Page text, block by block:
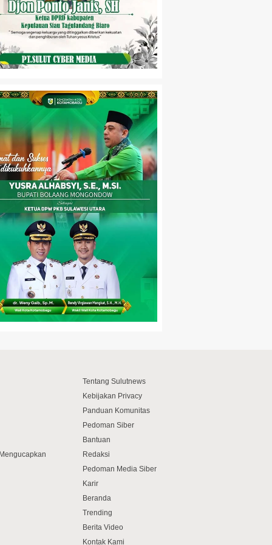
Tentang Sulutnews
Kebijakan Privacy
Panduan Komunitas
Pedoman Siber
Bantuan
Redaksi
Pedoman Media Siber
Karir
Beranda
Trending
Berita Video
Kontak Kami